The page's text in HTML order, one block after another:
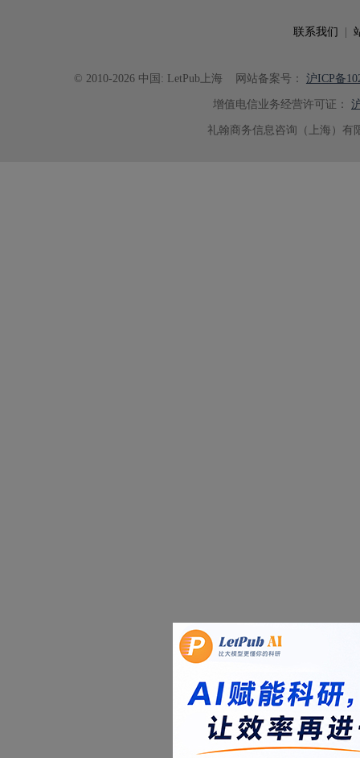
联系我们
© 2010-2026 中国: LetPub上海 网站备案号： 沪ICP备
增值电信业务经营许可证：
礼翰商务信息咨询（上海）